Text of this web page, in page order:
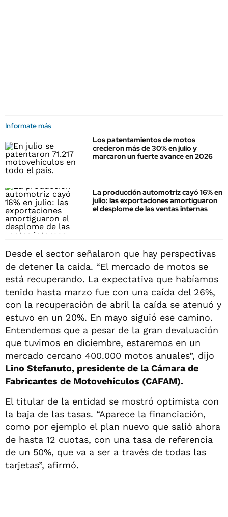
Informate más
Los patentamientos de motos
crecieron más de 30% en julio y
marcaron un fuerte avance en 2026
La producción automotriz cayó 16% en
julio: las exportaciones amortiguaron
el desplome de las ventas internas
Desde el sector señalaron que hay perspectivas
de detener la caída. “El mercado de motos se
está recuperando. La expectativa que habíamos
tenido hasta marzo fue con una caída del 26%,
con la recuperación de abril la caída se atenuó y
estuvo en un 20%. En mayo siguió ese camino.
Entendemos que a pesar de la gran devaluación
que tuvimos en diciembre, estaremos en un
mercado cercano 400.000 motos anuales”, dijo
Lino Stefanuto, presidente de la Cámara de
Fabricantes de Motovehículos (CAFAM).
El titular de la entidad se mostró optimista con
la baja de las tasas. “Aparece la financiación,
como por ejemplo el plan nuevo que salió ahora
de hasta 12 cuotas, con una tasa de referencia
de un 50%, que va a ser a través de todas las
tarjetas”, afirmó.